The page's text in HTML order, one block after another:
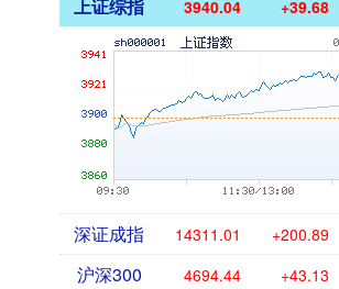
上证综指 3940.04 +39.68
深证成指 14311.01 +200.89
沪深300 4694.44 +43.13